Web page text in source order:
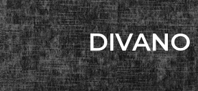
DIVANO